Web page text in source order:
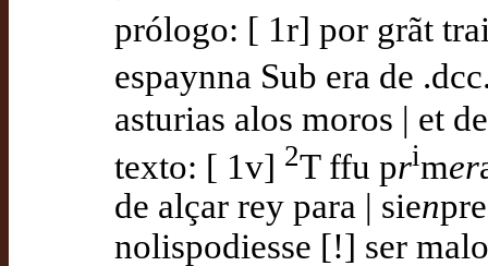
prólogo: [ 1r] por grãt
espaynna Sub era de
asturias alos moros | et
texto: [ 1v] 2T ffu primer
de alçar rey para | sien
nolispodiesse [!] ser